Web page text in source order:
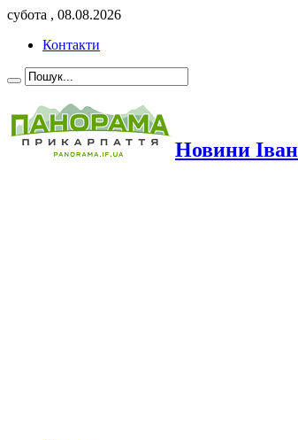
субота , 08.08.2026
Контакти
Новини